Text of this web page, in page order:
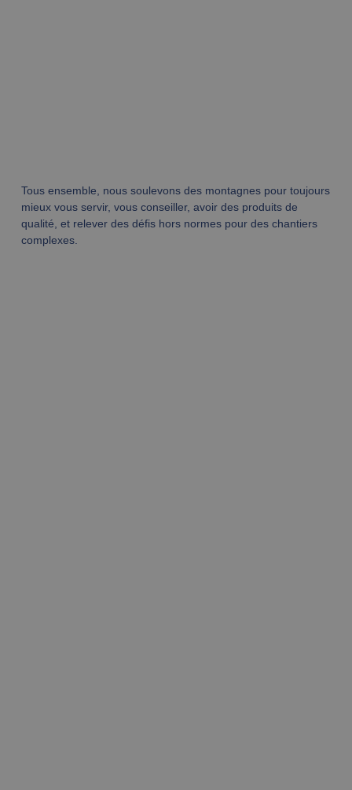
Tous ensemble, nous soulevons des montagnes pour toujours
mieux vous servir, vous conseiller, avoir des produits de
qualité, et relever des défis hors normes pour des chantiers
complexes.